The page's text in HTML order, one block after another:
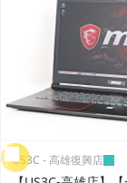
US3C - 高雄復興店